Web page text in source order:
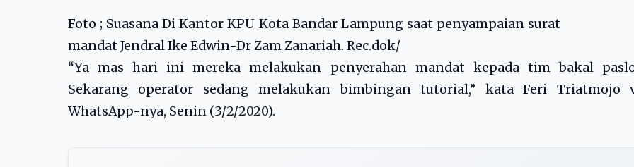
Foto ; Suasana Di Kantor KPU Kota Bandar Lampung saat penyampaian surat
mandat Jendral Ike Edwin-Dr Zam Zanariah. Rec.dok/
“Ya mas hari ini mereka melakukan penyerahan mandat kepada tim bakal
Sekarang operator sedang melakukan bimbingan tutorial,” kata Feri Triatmojo
WhatsApp-nya, Senin (3/2/2020).